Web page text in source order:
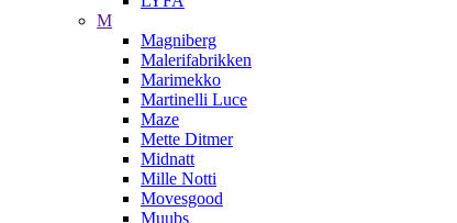
M
Magniberg
Malerifabrikken
Marimekko
Martinelli Luce
Maze
Mette Ditmer
Midnatt
Mille Notti
Movesgood
Muubs